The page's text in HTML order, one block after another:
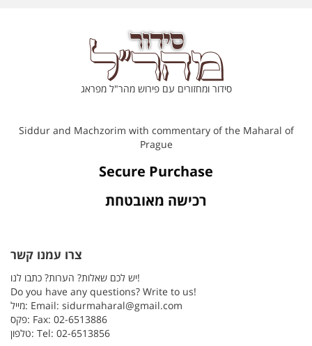
סידור ומחזורים עם פירוש מהר"ל מפראג
Siddur and Machzorim with commentary of the Maharal of
Prague
Secure Purchase
רכישה מאובטחת
צרו עמנו קשר
יש לכם שאלות? הערות? כתבו לנו!
Do you have any questions? Write to us!
מייל: Email: sidurmaharal@gmail.com
פקס: Fax: 02-6513886
טלפון: Tel: 02-6513856